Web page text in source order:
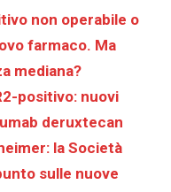
non operabile o
farmaco. Ma
mediana?
positivo: nuovi
deruxtecan
la Società
sulle nuove